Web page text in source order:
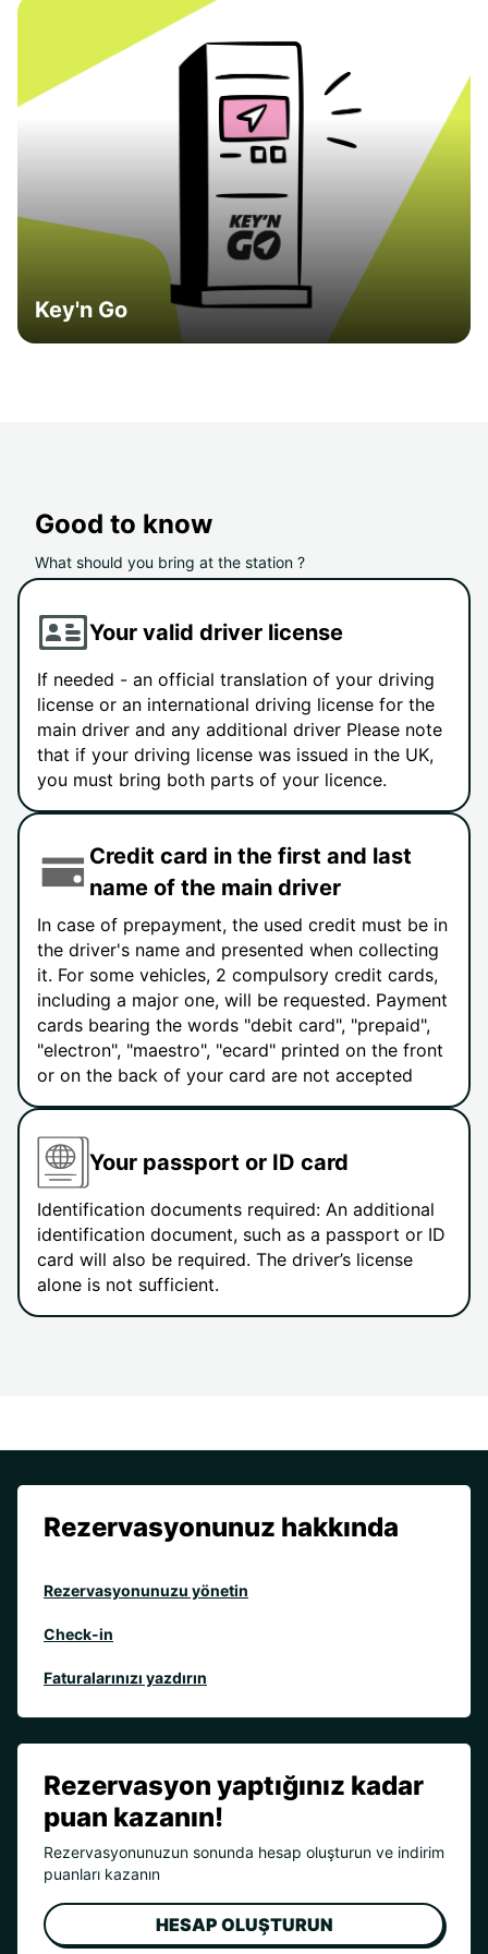
Key'n Go
Good to know
What should you bring at the station ?
Your valid driver license
If needed - an official translation of your driving
license or an international driving license for the
main driver and any additional driver Please note
that if your driving license was issued in the UK,
you must bring both parts of your licence.
Credit card in the first and last
name of the main driver
In case of prepayment, the used credit must be in
the driver's name and presented when collecting
it. For some vehicles, 2 compulsory credit cards,
including a major one, will be requested. Payment
cards bearing the words "debit card", "prepaid",
"electron", "maestro", "ecard" printed on the front
or on the back of your card are not accepted
Your passport or ID card
Identification documents required: An additional
identification document, such as a passport or ID
card will also be required. The driver’s license
alone is not sufficient.
Rezervasyonunuz hakkında
Rezervasyonunuzu yönetin
Check-in
Faturalarınızı yazdırın
Rezervasyon yaptığınız kadar
puan kazanın!
Rezervasyonunuzun sonunda hesap oluşturun ve indirim
puanları kazanın
HESAP OLUŞTURUN